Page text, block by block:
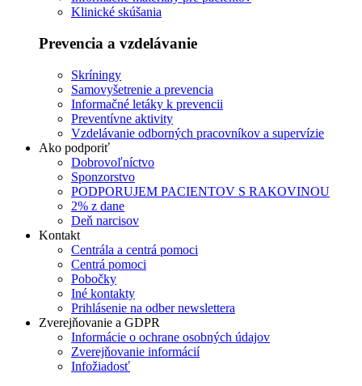
Klinické skúšania
Prevencia a vzdelávanie
Skríningy
Samovyšetrenie a prevencia
Informačné letáky k prevencii
Preventívne aktivity
Vzdelávanie odborných pracovníkov a supervízie
Ako podporiť
Dobrovoľníctvo
Sponzorstvo
PODPORUJEM PACIENTOV S RAKOVINOU
2% z dane
Deň narcisov
Kontakt
Centrála a centrá pomoci
Centrá pomoci
Pobočky
Iné kontakty
Prihlásenie na odber newslettera
Zverejňovanie a GDPR
Informácie o ochrane osobných údajov
Zverejňovanie informácií
Infožiadosť